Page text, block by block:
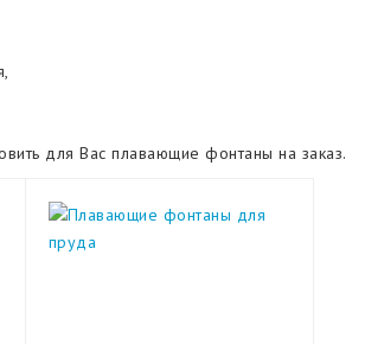
для Вас плавающие фонтаны на заказ.